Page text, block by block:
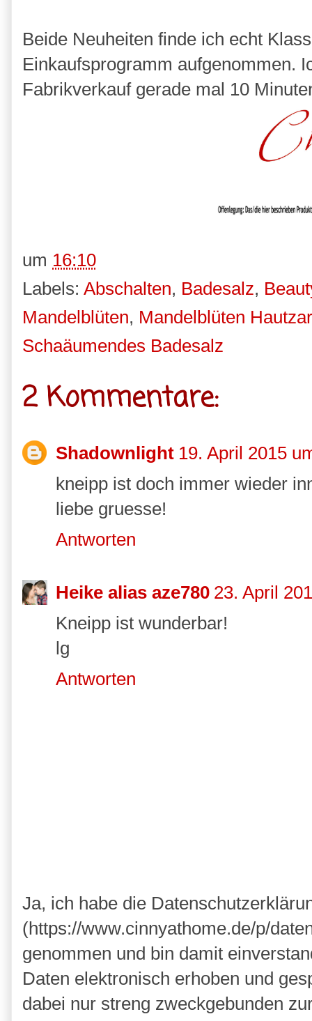
Beide Neuheiten finde ich echt
Einkaufsprogramm aufgenommen.
Fabrikverkauf gerade mal 10
um 16:10
Labels: Abschalten, Badesalz,
Mandelblüten, Mandelblüten
Schaäumendes Badesalz
2 Kommentare:
Shadownlight 19. April 2015
kneipp ist doch immer wieder
liebe gruesse!
Antworten
Heike alias aze780 23. April
Kneipp ist wunderbar!
lg
Antworten
Ja, ich habe die
(https://www.cinnyathome.de/p/
genommen und bin damit
Daten elektronisch erhoben und
dabei nur streng zweckgebunden